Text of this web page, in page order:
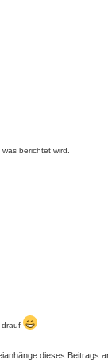
berichtet wird.
drauf
dieses Beitrags